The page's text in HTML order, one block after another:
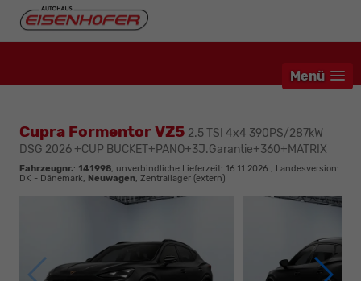
Menü
Cupra Formentor VZ5 2.5 TSI 4x4 390PS/287kW
DSG 2026 +CUP BUCKET+PANO+3J.Garantie+360+MATRIX
Fahrzeugnr.: 141998, unverbindliche Lieferzeit: 16.11.2026 , Landesversion:
DK - Dänemark, Neuwagen, Zentrallager (extern)